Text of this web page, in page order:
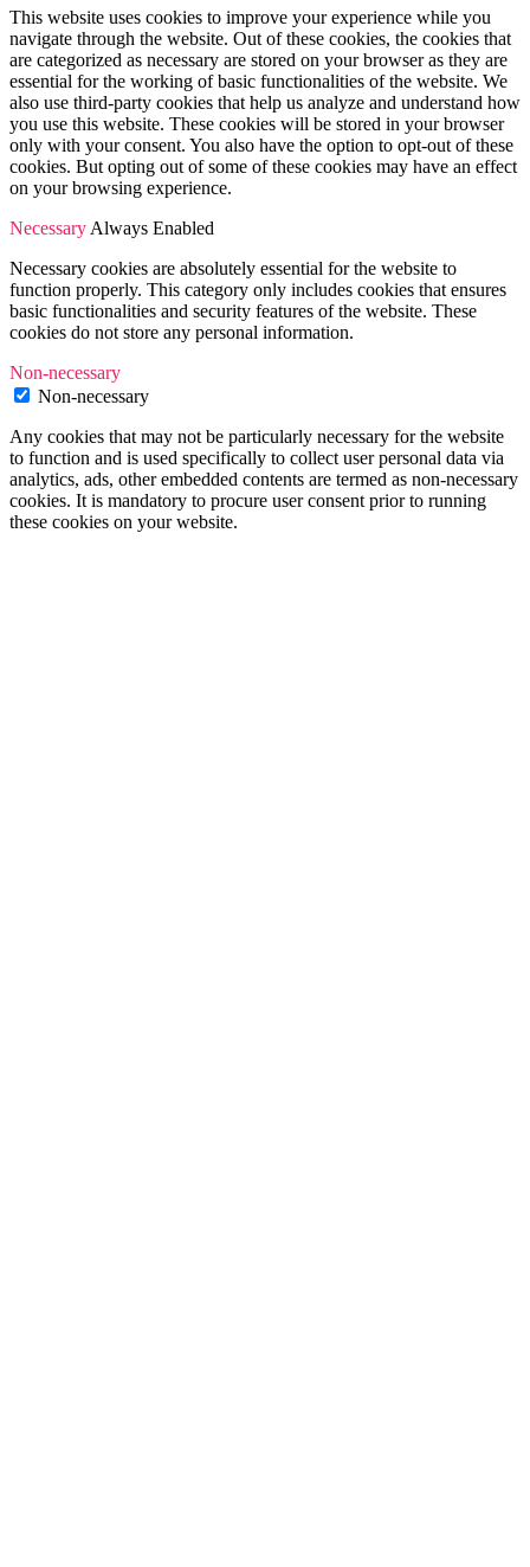
This website uses cookies to improve your experience while you
navigate through the website. Out of these cookies, the cookies that
are categorized as necessary are stored on your browser as they are
essential for the working of basic functionalities of the website. We
also use third-party cookies that help us analyze and understand how
you use this website. These cookies will be stored in your browser
only with your consent. You also have the option to opt-out of these
cookies. But opting out of some of these cookies may have an effect
on your browsing experience.
Necessary Always Enabled
Necessary cookies are absolutely essential for the website to
function properly. This category only includes cookies that ensures
basic functionalities and security features of the website. These
cookies do not store any personal information.
Non-necessary
Non-necessary
Any cookies that may not be particularly necessary for the website
to function and is used specifically to collect user personal data via
analytics, ads, other embedded contents are termed as non-necessary
cookies. It is mandatory to procure user consent prior to running
these cookies on your website.